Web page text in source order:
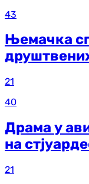
43
Њемачка
21
40
Драма у
на
21